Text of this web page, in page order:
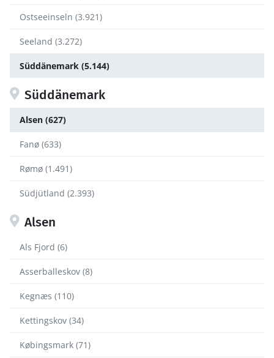
Ostseeinseln (3.921)
Seeland (3.272)
Süddänemark (5.144)
Süddänemark
Alsen (627)
Fanø (633)
Rømø (1.491)
Südjütland (2.393)
Alsen
Als Fjord (6)
Asserballeskov (8)
Kegnæs (110)
Kettingskov (34)
Købingsmark (71)